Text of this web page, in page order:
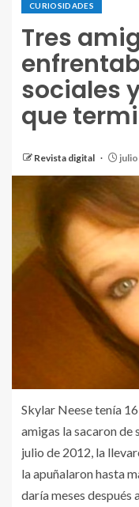
CURIOSIDADES
Tres
sociales
que
Revista digital julio
Skylar Neese tenía
amigas la sacaron de
julio de 2012, la
la apuñalaron hasta
daría meses después